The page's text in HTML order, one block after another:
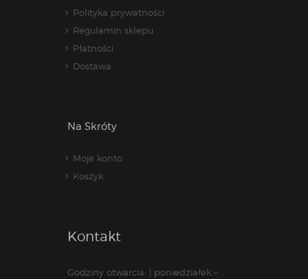
Polityka prywatności
Regulamin sklepu
Płatności
Dostawa
Na Skróty
Moje konto
Koszyk
Kontakt
Godziny otwarcia: | poniedziałek –